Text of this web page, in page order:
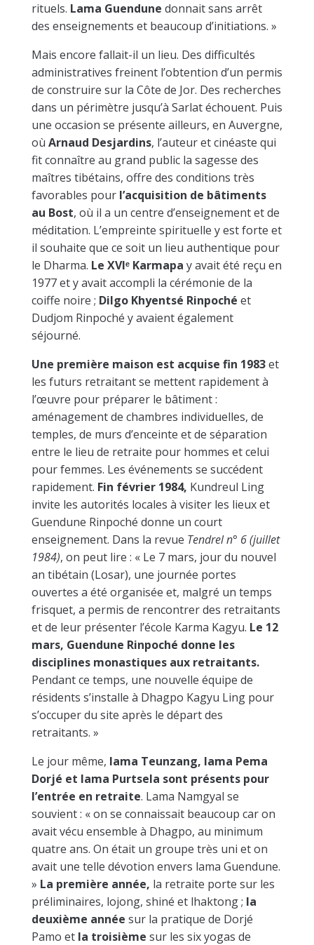
rituels. Lama Guendune donnait sans arrêt
des enseignements et beaucoup d’initiations. »
Mais encore fallait-il un lieu. Des difficultés
administratives freinent l’obtention d’un permis
de construire sur la Côte de Jor. Des recherches
dans un périmètre jusqu’à Sarlat échouent. Puis
une occasion se présente ailleurs, en Auvergne,
où Arnaud Desjardins, l’auteur et cinéaste qui
fit connaître au grand public la sagesse des
maîtres tibétains, offre des conditions très
favorables pour l’acquisition de bâtiments
au Bost, où il a un centre d’enseignement et de
méditation. L’empreinte spirituelle y est forte et
il souhaite que ce soit un lieu authentique pour
le Dharma. Le XVIᵉ Karmapa y avait été reçu en
1977 et y avait accompli la cérémonie de la
coiffe noire ; Dilgo Khyentsé Rinpoché et
Dudjom Rinpoché y avaient également
séjourné.
Une première maison est acquise fin 1983et
les futurs retraitant se mettent rapidement à
l’œuvre pour préparer le bâtiment :
aménagement de chambres individuelles, de
temples, de murs d’enceinte et de séparation
entre le lieu de retraite pour hommes et celui
pour femmes. Les événements se succédent
rapidement. Fin février 1984, Kundreul Ling
invite les autorités locales à visiter les lieux et
Guendune Rinpoché donne un court
enseignement. Dans la revue Tendreln° 6(juillet
1984), on peut lire : « Le 7 mars, jour du nouvel
an tibétain (Losar), une journée portes
ouvertes a été organisée et, malgré un temps
frisquet, a permis de rencontrer des retraitants
et de leur présenter l’école Karma Kagyu. Le 12
mars, Guendune Rinpoché donne les
disciplines monastiques aux retraitants.
Pendant ce temps, une nouvelle équipe de
résidents s’installe à Dhagpo Kagyu Ling pour
s’occuper du site après le départ des
retraitants. »
Le jour même, lama Teunzang, lama Pema
Dorjé et lama Purtsela sont présents pour
l’entrée en retraite. Lama Namgyal se
souvient : « on se connaissait beaucoup car on
avait vécu ensemble à Dhagpo, au minimum
quatre ans. On était un groupe très uni et on
avait une telle dévotion envers lama Guendune.
» La première année, la retraite porte sur les
préliminaires, lojong, shiné et lhaktong ; la
deuxième année sur la pratique de Dorjé
Pamo et la troisième sur les six yogas de